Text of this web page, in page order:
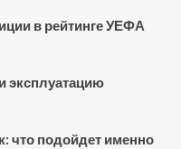
в рейтинге УЕФА
эксплуатацию
что подойдет именно